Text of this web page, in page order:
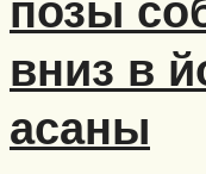
вниз в
асаны